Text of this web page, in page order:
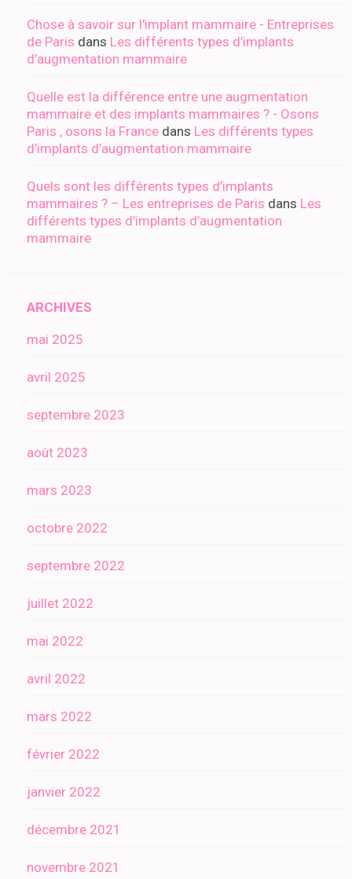
Chose à savoir sur l'implant mammaire - Entreprises
de Paris dans Les différents types d’implants
d’augmentation mammaire
Quelle est la différence entre une augmentation
mammaire et des implants mammaires ? - Osons
Paris , osons la France dans Les différents types
d’implants d’augmentation mammaire
Quels sont les différents types d’implants
mammaires ? – Les entreprises de Paris dans Les
différents types d’implants d’augmentation
mammaire
ARCHIVES
mai 2025
avril 2025
septembre 2023
août 2023
mars 2023
octobre 2022
septembre 2022
juillet 2022
mai 2022
avril 2022
mars 2022
février 2022
janvier 2022
décembre 2021
novembre 2021